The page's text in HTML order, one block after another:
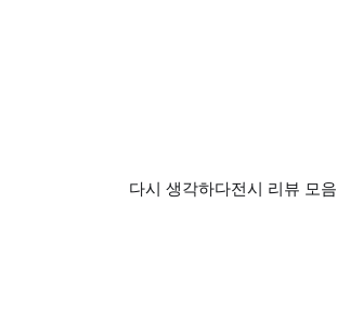
다시 생각하다전시 리뷰 모음